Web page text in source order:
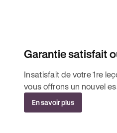
Garantie satisfait
Insatisfait de votre 1re
vous offrons un nouvel
En savoir plus